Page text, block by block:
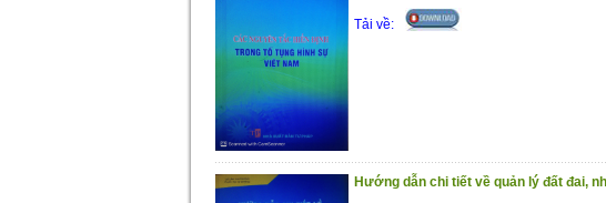
Tải về:
Hướng dẫn chi tiết về quản lý đất đai,